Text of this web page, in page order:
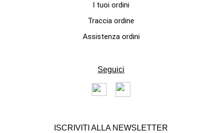
Maglietta di lusso per cani in
preziosi fiocchetti coordinati
I tuoi ordini
Traccia ordine
Assistenza ordini
Seguici
ISCRIVITI ALLA NEWSLETTER